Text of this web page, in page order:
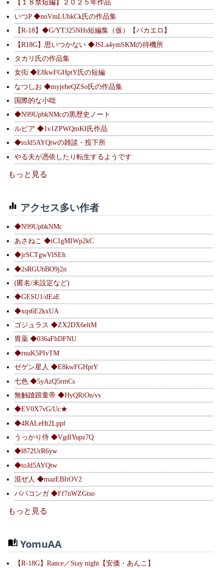
【１８禁短編】２０２５年作品
いつP ◆nnVmLUbkCk氏の作品集
【R-18】◆G/YT325NHs短編集（仮）【バカエロ】
【R18G】思いつかない ◆JSLa4ymSKMの待機所
タカリ氏の作品集
女衒 ◆E8kwFGHptY氏の短編
なつしお ◆myjeheQZSo氏の作品集
国際的な小咄
◆N99UpbkNMcの黒歴史ノート
ルピア ◆1v1ZPWQmKI氏作品
◆toJd5AYQtwの雑談・投下所
やる夫が憑依したり転生するようです
もっと見る
アクセス多い作者
◆N99UpbkNMc
あさねこ ◆tC1gMIWp2kC
◆jrSCTgwVlSEh
◆2sRGUbBO9j2n
(匿名/未設定など)
◆GESU1/dEaE
◆xqs6E2kxUA
ゴジュラス ◆ZX2DX6eltM
胃薬 ◆036aFhDFNU
◆rnuK5PIvTM
ゼゲン星人 ◆E8kwFGHptY
七色 ◆5yAzQ5rmCs
無触蹌踉童帝 ◆HyQRiOn/vs
◆EV0X7vG/Uc★
◆4RALeHt2Lppf
うっかり侍 ◆VgdlYupz7Q
◆l872UrR6yw
◆toJd5AYQtw
混ぜ人 ◆mazEBItOV2
ババコンガ ◆Ff7nWZGtso
もっと見る
YomuAA
【R-18G】Rance／Stay night【安価・あんこ】